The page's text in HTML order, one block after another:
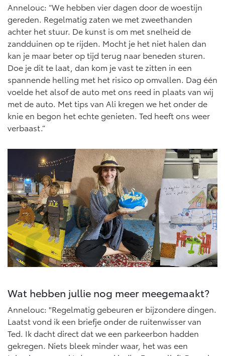
Annelouc: “We hebben vier dagen door de woestijn
gereden. Regelmatig zaten we met zweethanden
achter het stuur. De kunst is om met snelheid de
zandduinen op te rijden. Mocht je het niet halen dan
kan je maar beter op tijd terug naar beneden sturen.
Doe je dit te laat, dan kom je vast te zitten in een
spannende helling met het risico op omvallen. Dag één
voelde het alsof de auto met ons reed in plaats van wij
met de auto. Met tips van Ali kregen we het onder de
knie en begon het echte genieten. Ted heeft ons weer
verbaast.”
Wat hebben jullie nog meer meegemaakt?
Annelouc: "Regelmatig gebeuren er bijzondere dingen.
Laatst vond ik een briefje onder de ruitenwisser van
Ted. Ik dacht direct dat we een parkeerbon hadden
gekregen. Niets bleek minder waar, het was een